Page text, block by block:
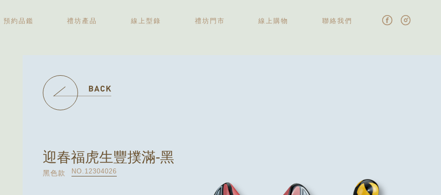
預約品鑑
禮坊產品
線上型錄 禮坊門市 線上購物 聯絡我們
迎春福虎生豐撲滿-黑
黑色款 NO.12304026